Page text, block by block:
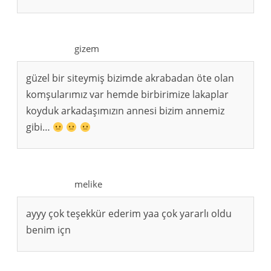
gizem
güzel bir siteymiş bizimde akrabadan öte olan
komşularımız var hemde birbirimize lakaplar
koyduk arkadaşımızın annesi bizim annemiz
gibi…
melike
ayyy çok teşekkür ederim yaa çok yararlı oldu
benim içn